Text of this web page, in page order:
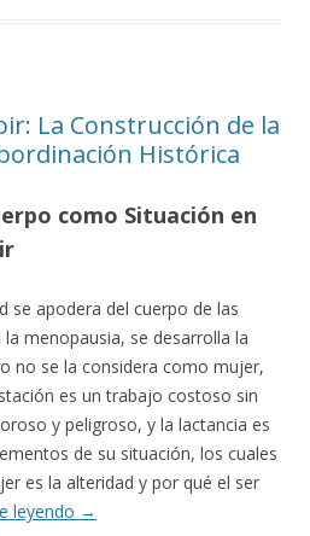
La Construcción de la
Histórica
como Situación en
se apodera del cuerpo de las
menopausia, se desarrolla la
no se la considera como mujer,
es un trabajo costoso sin
y peligroso, y la lactancia es
de su situación, los cuales
es la alteridad y por qué el ser
leyendo →